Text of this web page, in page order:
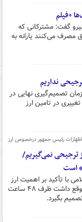
+فیلم
گفت: مشترکانی که
مصرف می‌کنند یارانه به
نداریم
تصمیم‌گیری نهایی در
در تامین ارز
رئیس جمهور درخصوص ارز
ترجیحی نمی‌گیریم/
است
با تأکید بر اهمیت ارز
ترجیحی و تأثیر آن بر معیشت مردم گفت: دولت توقع داشت ظرف ۴۸ ساعت
بگیرد.